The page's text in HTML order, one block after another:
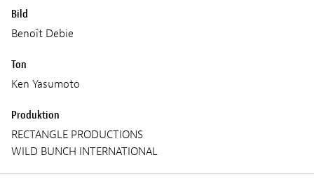
Bild
Benoît Debie
Ton
Ken Yasumoto
Produktion
RECTANGLE PRODUCTIONS
WILD BUNCH INTERNATIONAL